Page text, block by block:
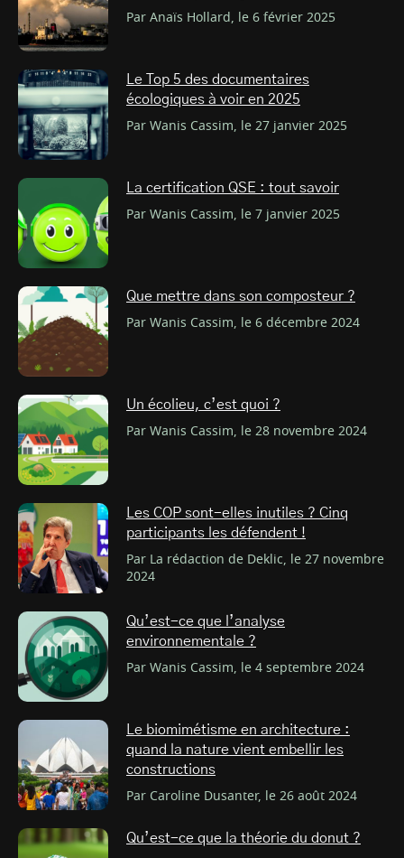
Par Anaïs Hollard, le 6 février 2025
Le Top 5 des documentaires
écologiques à voir en 2025
Par Wanis Cassim, le 27 janvier 2025
La certification QSE : tout savoir
Par Wanis Cassim, le 7 janvier 2025
Que mettre dans son composteur ?
Par Wanis Cassim, le 6 décembre 2024
Un écolieu, c’est quoi ?
Par Wanis Cassim, le 28 novembre 2024
Les COP sont-elles inutiles ? Cinq
participants les défendent !
Par La rédaction de Deklic, le 27 novembre
2024
Qu’est-ce que l’analyse
environnementale ?
Par Wanis Cassim, le 4 septembre 2024
Le biomimétisme en architecture :
quand la nature vient embellir les
constructions
Par Caroline Dusanter, le 26 août 2024
Qu’est-ce que la théorie du donut ?